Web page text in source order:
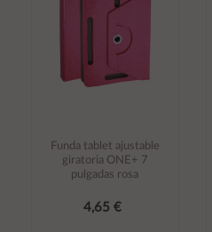
Funda tablet ajustable
giratoria ONE+ 7
pulgadas rosa
4,65 €